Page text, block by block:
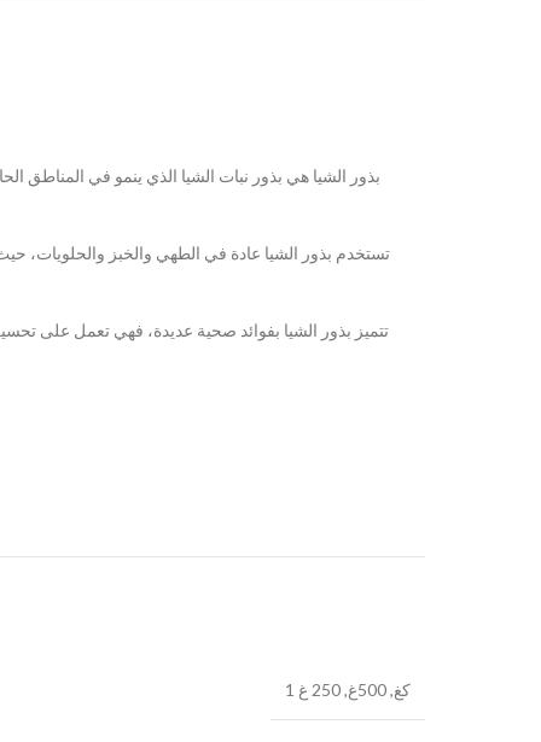
بذور الشيا هي بذور نبات الشيا الذي ينمو في المناطق
تستخدم بذور الشيا عادة في الطهي والخبز والحلويات،
تتميز بذور الشيا بفوائد صحية عديدة، فهي تعمل على
1 كغ, 500غ, 250 غ